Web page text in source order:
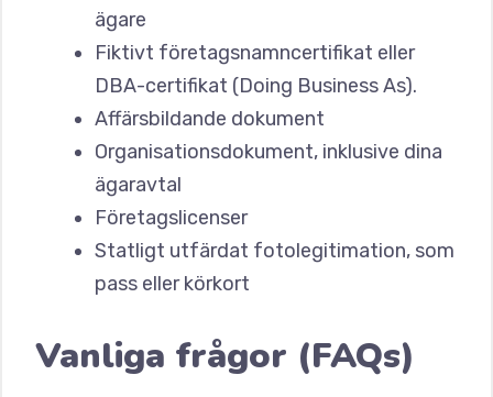
ägare
Fiktivt företagsnamncertifikat eller
DBA-certifikat (Doing Business As).
Affärsbildande dokument
Organisationsdokument, inklusive dina
ägaravtal
Företagslicenser
Statligt utfärdat fotolegitimation, som
pass eller körkort
Vanliga frågor (FAQs)